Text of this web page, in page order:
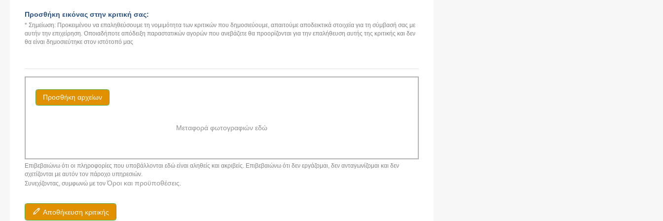
Προσθήκη εικόνας στην κριτική σας:
* Σημείωση: Προκειμένου να επαληθεύσουμε τη νομιμότητα των κριτικών που δημοσιεύουμε, απαιτούμε αποδεικτικά στοιχεία για τη σύμβασή σας με
αυτήν την επιχείρηση. Οποιαδήποτε απόδειξη παραστατικών αγορών που ανεβάζετε θα προορίζονται για την επαλήθευση αυτής της κριτικής και δεν
θα είναι δημοσιεύτηκε στον ιστότοπό μας
Προσθήκη αρχείων
Μεταφορά φωτογραφιών εδώ
Επιβεβαιώνω ότι οι πληροφορίες που υποβάλλονται εδώ είναι αληθείς και ακριβείς. Επιβεβαιώνω ότι δεν εργάζομαι, δεν ανταγωνίζομαι και δεν
σχετίζονται με αυτόν τον πάροχο υπηρεσιών.
Συνεχίζοντας, συμφωνώ με τονΌροι και προϋποθέσεις.
Αποθήκευση κριτικής